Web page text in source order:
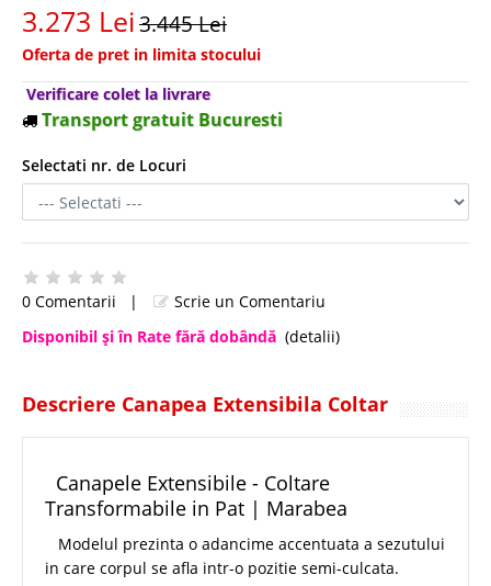
3.273 Lei3.445 Lei
Oferta de pret in limita stocului
Verificare colet la livrare
Transport gratuit Bucuresti
Selectati nr. de Locuri
0 Comentarii |
Scrie un Comentariu
Disponibil şi în Rate fără dobândă (detalii)
Descriere Canapea Extensibila Coltar
Canapele Extensibile - Coltare
Transformabile in Pat | Marabea
Modelul prezinta o adancime accentuata a sezutului
in care corpul se afla intr-o pozitie semi-culcata.